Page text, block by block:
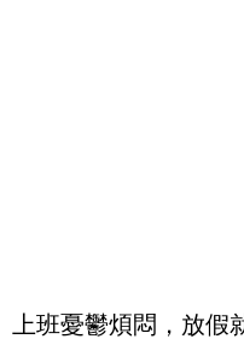
上班憂鬱煩悶，放